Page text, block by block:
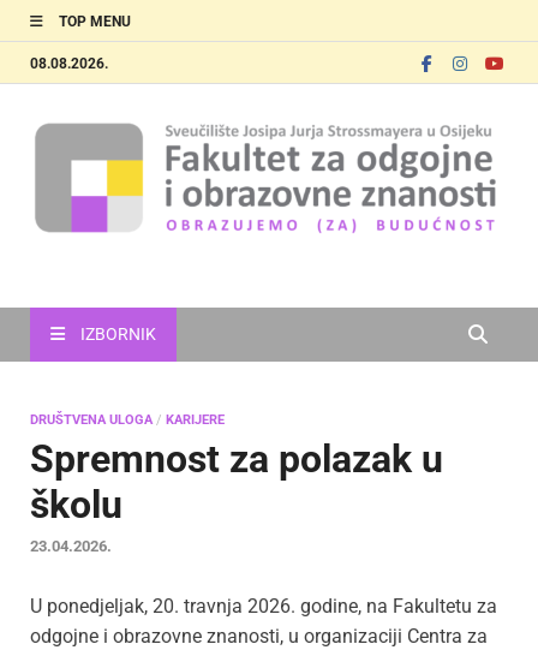
TOP MENU
08.08.2026.
IZBORNIK
DRUŠTVENA ULOGA/ KARIJERE
Spremnost za polazak u
školu
23.04.2026.
U ponedjeljak, 20. travnja 2026. godine, na Fakultetu za
odgojne i obrazovne znanosti, u organizaciji Centra za